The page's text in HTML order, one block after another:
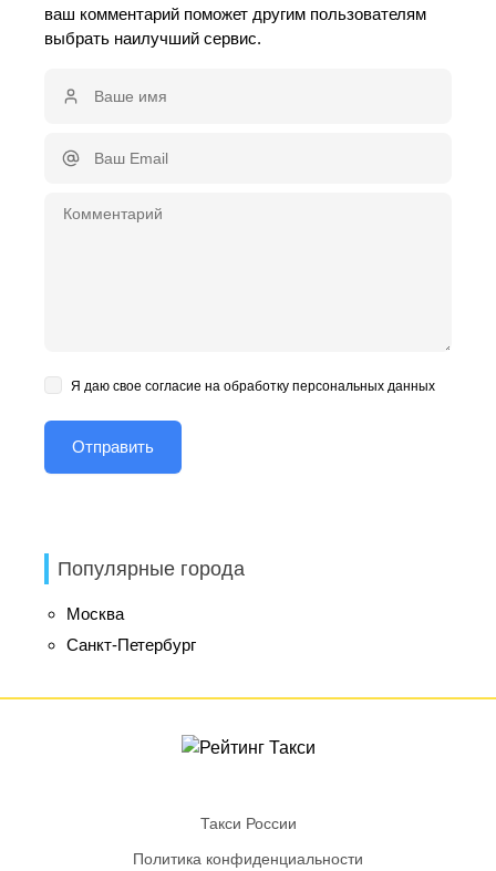
ваш комментарий поможет другим пользователям
выбрать наилучший сервис.
Я даю свое согласие на обработку персональных данных
Популярные города
Москва
Санкт-Петербург
Такси России
Политика конфиденциальности